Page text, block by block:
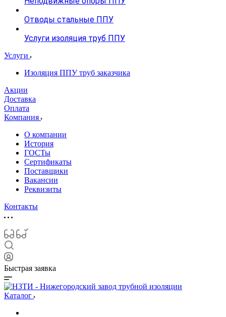
Отводы стальные ППУ
Услуги изоляция труб ППУ
Услуги
Изоляция ППУ труб заказчика
Акции
Доставка
Оплата
Компания
О компании
История
ГОСТы
Сертификаты
Поставщики
Вакансии
Реквизиты
Контакты
Быстрая заявка
Каталог